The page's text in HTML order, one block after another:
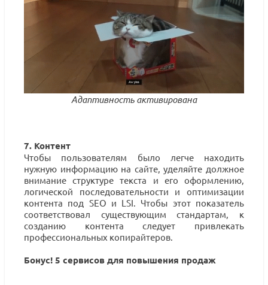
Адаптивность активирована
7. Контент
Чтобы пользователям было легче находить
нужную информацию на сайте, уделяйте должное
внимание структуре текста и его оформлению,
логической последовательности и оптимизации
контента под SEO и LSI. Чтобы этот показатель
соответствовал существующим стандартам, к
созданию контента следует привлекать
профессиональных копирайтеров.
Бонус! 5 сервисов для повышения продаж